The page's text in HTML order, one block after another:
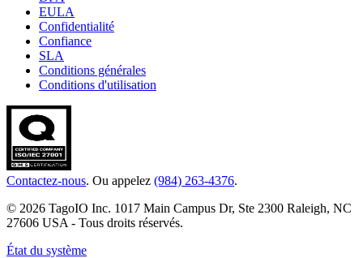
EULA
Confidentialité
Confiance
SLA
Conditions générales
Conditions d'utilisation
Contactez-nous. Ou appelez (984) 263-4376.
© 2026 TagoIO Inc. 1017 Main Campus Dr, Ste 2300 Raleigh, NC
27606 USA - Tous droits réservés.
État du système